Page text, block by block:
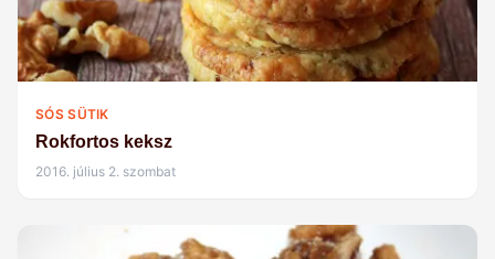
SÓS SÜTIK
Rokfortos keksz
2016. július 2. szombat